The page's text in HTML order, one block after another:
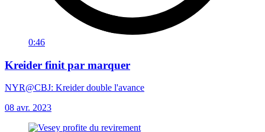
0:46
Kreider finit par marquer
NYR@CBJ: Kreider double l'avance
08 avr. 2023